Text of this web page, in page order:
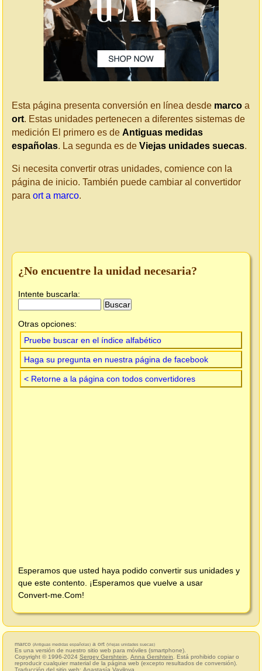
Esta página presenta conversión en línea desde marco a
ort. Estas unidades pertenecen a diferentes sistemas de
medición El primero es de Antiguas medidas
españolas. La segunda es de Viejas unidades suecas.
Si necesita convertir otras unidades, comience con la
página de inicio. También puede cambiar al convertidor
para ort a marco.
¿No encuentre la unidad necesaria?
Intente buscarla:
Otras opciones:
Pruebe buscar en el índice alfabético
Haga su pregunta en nuestra página de facebook
< Retorne a la página con todos convertidores
Esperamos que usted haya podido convertir sus unidades y
que este contento. ¡Esperamos que vuelve a usar
Convert-me.Com!
marco (Antiguas medidas españolas) a ort (Viejas unidades suecas)
Es una versión de nuestro sitio web para móviles (smartphone).
Copyright © 1996-2024 Sergey Gershtein Anna Gershtein . Está prohibido copiar o
reproducir cualquier material de la página web (excepto resultados de conversión).
Traducción del sitio web: Anastasía Vavilova